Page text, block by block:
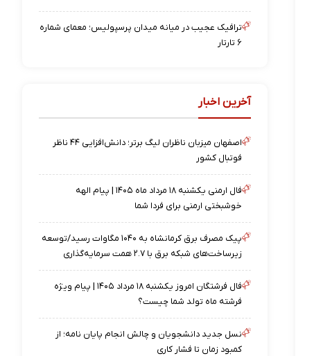
ترافیک عجیب در میانه میدان پرسپولیس؛ معمای شماره
۶ تارتار
آخرین اخبار
اصفهان میزبان ناظران لیگ برتر؛ دانش‌افزایی ۴۴ ناظر
فوتبال کشور
فال ارمنی یکشنبه ۱۸ مرداد ماه ۱۴۰۵ | پیام الهه
خوشبختی ارمنی برای فردا شما
پیک مصرف برق کرمانشاه به ۱۰۴۰ مگاوات رسید/توسعه
زیرساخت‌های شبکه برق با ۲.۷ همت سرمایه‌گذاری
فال فرشتگان امروز یکشنبه ۱۸ مرداد ۱۴۰۵ | پیام ویژه
فرشته ماه تولد شما چیست؟
نسل جدید دانشجویان و چالش انجام پایان نامه؛ از
کمبود زمان تا فشار کاری